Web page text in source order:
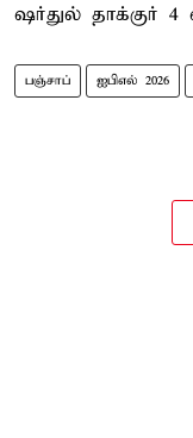
ஷர்துல் தாக்குர் 4
பஞ்சாப் ஐபிஎல் 2026